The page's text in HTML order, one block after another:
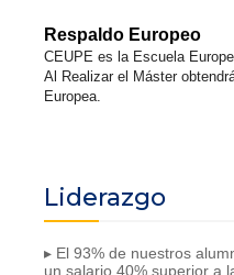
Respaldo Europeo
CEUPE es la Escuela
Al Realizar el Máster
Europea.
Liderazgo
▸ El 93% de nuestros
un salario 40% superior a